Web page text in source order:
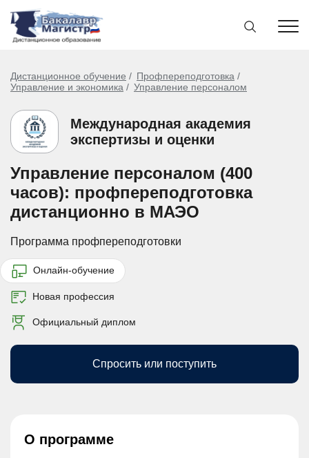
Дистанционное обучение
Профпереподготовка
Управление и экономика
Управление персоналом
Международная академия
экспертизы и оценки
Управление персоналом (400
часов): профпереподготовка
дистанционно в МАЭО
Программа профпереподготовки
Онлайн-обучение
Новая профессия
Официальный диплом
Спросить или поступить
О программе